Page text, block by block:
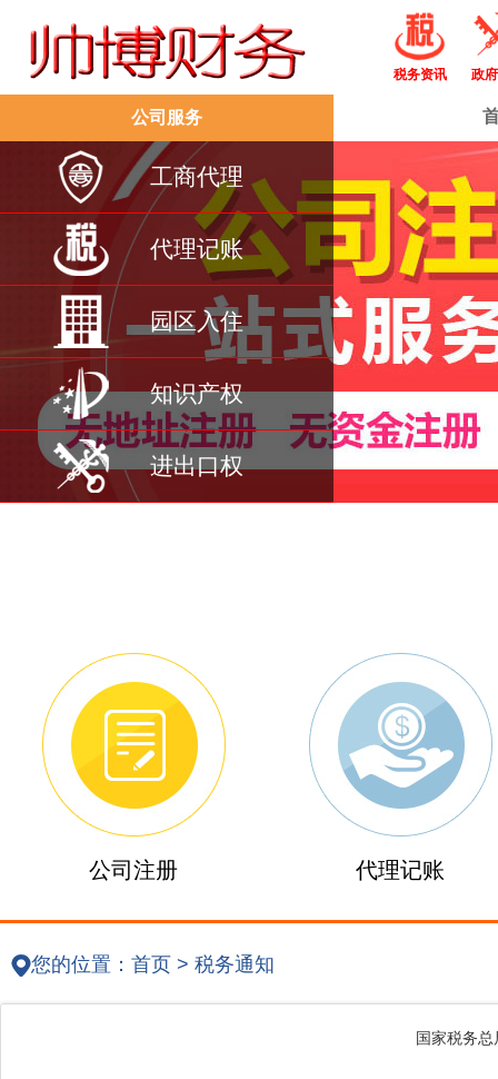
税务资讯 政
公司服务
工商代理
代理记账
园区入住
知识产权
进出口权
公司注册 代理记账
您的位置： 首页 > 税务通知
国家税务